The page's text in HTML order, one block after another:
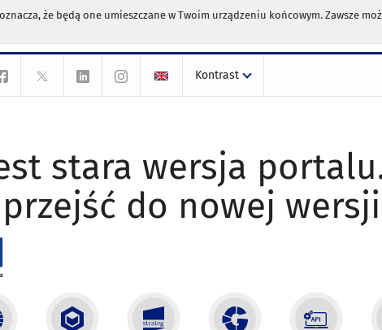
że będą one umieszczane w Twoim urządzeniu końcowym. Zawsze
Kontrast
stara wersja
do nowej wersji